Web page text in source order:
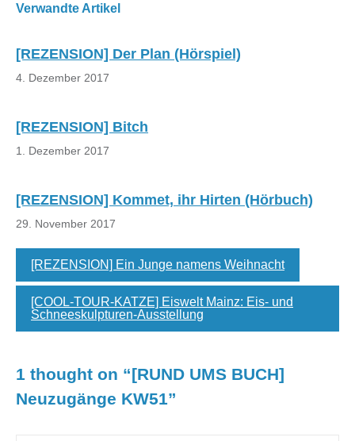
Verwandte Artikel
[REZENSION] Der Plan (Hörspiel)
4. Dezember 2017
[REZENSION] Bitch
1. Dezember 2017
[REZENSION] Kommet, ihr Hirten (Hörbuch)
29. November 2017
Beitragsnavigation
[REZENSION] Ein Junge namens Weihnacht
[COOL-TOUR-KATZE] Eiswelt Mainz: Eis- und
Schneeskulpturen-Ausstellung
1 thought on “[RUND UMS BUCH]
Neuzugänge KW51”